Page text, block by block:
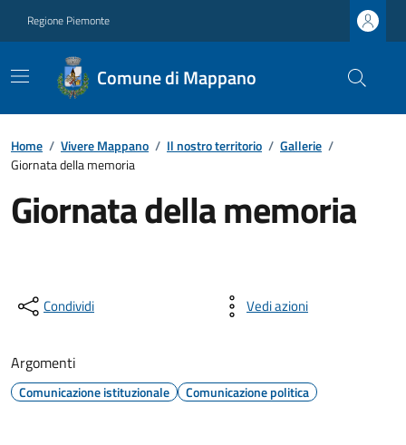
Regione Piemonte
Comune di Mappano
Home / Vivere Mappano / Il nostro territorio / Gallerie /
Giornata della memoria
Giornata della memoria
Condividi Vedi azioni
Argomenti
Comunicazione istituzionale Comunicazione politica